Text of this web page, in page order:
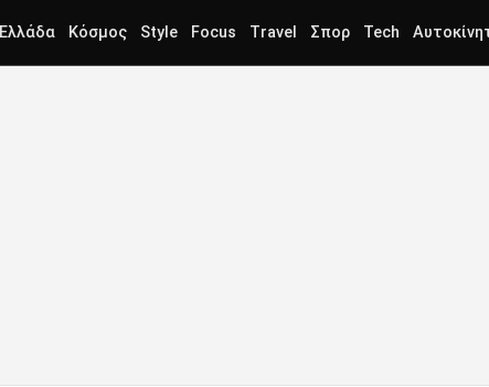
Ελλάδα Κόσμος Style Focus Travel Σπορ Tech